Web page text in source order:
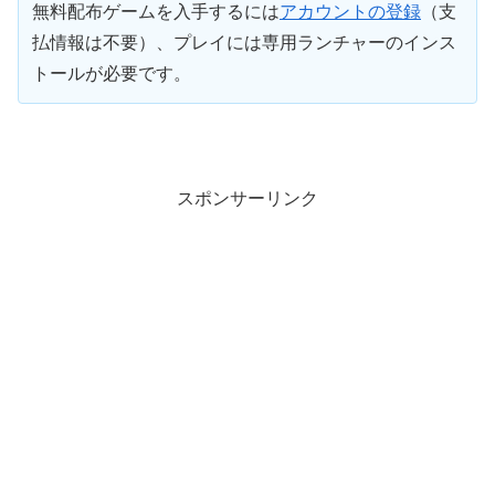
無料配布ゲームを入手するにはアカウントの登録 （支
払情報は不要）、プレイには専用ランチャーのインス
トールが必要です。
スポンサーリンク